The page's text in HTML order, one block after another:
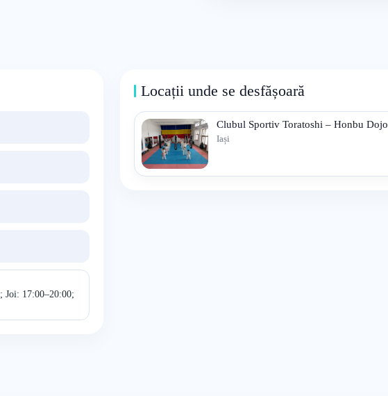
Joi: 17:00–20:00;
Locații unde se desfășoară
Clubul Sportiv Toratoshi – Honbu Dojo
Iași